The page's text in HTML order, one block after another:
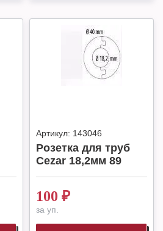
Артикул: 143046
Розетка для труб
Cezar 18,2мм 89
100 ₽
за уп.